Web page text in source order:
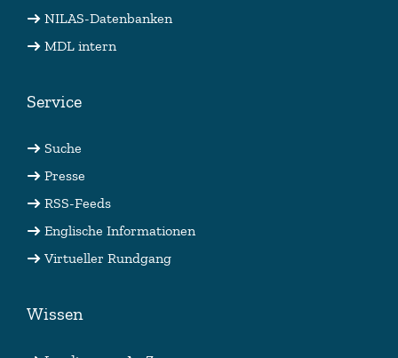
NILAS-Datenbanken
MDL intern
Service
Suche
Presse
RSS-Feeds
Englische Informationen
Virtueller Rundgang
Wissen